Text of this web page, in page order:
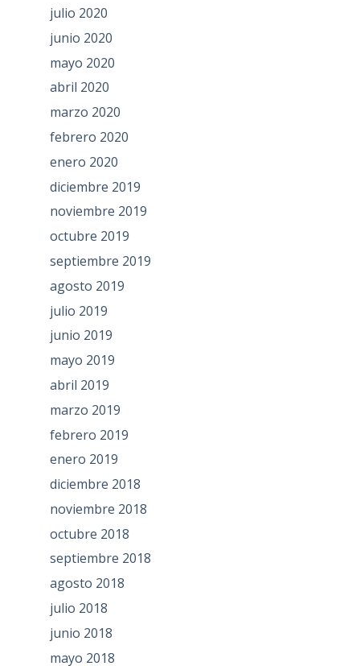
julio 2020
junio 2020
mayo 2020
abril 2020
marzo 2020
febrero 2020
enero 2020
diciembre 2019
noviembre 2019
octubre 2019
septiembre 2019
agosto 2019
julio 2019
junio 2019
mayo 2019
abril 2019
marzo 2019
febrero 2019
enero 2019
diciembre 2018
noviembre 2018
octubre 2018
septiembre 2018
agosto 2018
julio 2018
junio 2018
mayo 2018